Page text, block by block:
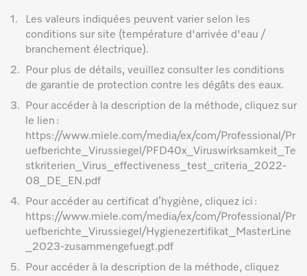
1.
Les valeurs indiquées peuvent varier selon les
conditions sur site (température d'arrivée d'eau /
branchement électrique).
2.
Pour plus de détails, veuillez consulter les conditions
de garantie de protection contre les dégâts des eaux.
3.
Pour accéder à la description de la méthode, cliquez sur
le lien :
https://www.miele.com/media/ex/com/Professional/Pr
uefberichte_Virussiegel/PFD40x_Viruswirksamkeit_Te
stkriterien_Virus_effectiveness_test_criteria_2022-
08_DE_EN.pdf
4.
Pour accéder au certificat d’hygiène, cliquez ici :
https://www.miele.com/media/ex/com/Professional/Pr
uefberichte_Virussiegel/Hygienezertifikat_MasterLine
_2023-zusammengefuegt.pdf
5.
Pour accéder à la description de la méthode, cliquez